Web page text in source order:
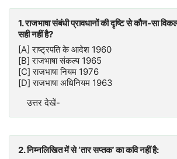
1. राजभाषा संबंधी प्रावधानों की दृष्टि से कौन-सा
सही नहीं है?
[A] राष्ट्रपति के आदेश 1960
[B] राजभाषा संकल्प 1965
[C] राजभाषा नियम 1976
[D] राजभाषा अधिनियम 1963
उत्तर देखें-
2. निम्नलिखित में से ‘तार सप्तक’ का कवि नहीं है: